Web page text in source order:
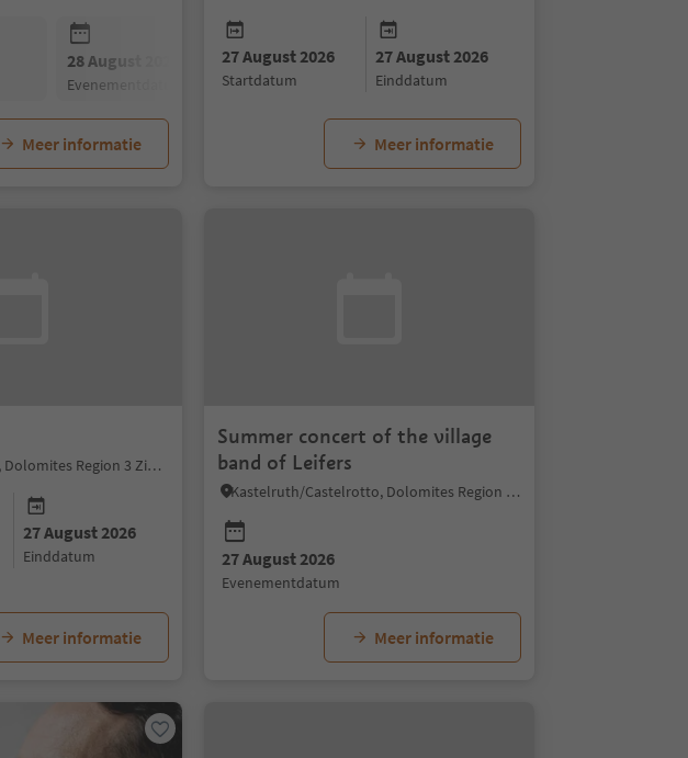
28 August 2026
evenementdatum
29 August 2026
evenementdatum
30 August 2026
Meer informatie
27 August 2026
startdatum
27 August 2026
einddatum
Meer informatie
Toblach/Dobbiaco, Dolomites Region 3 Zinnen
27 August 2026
einddatum
Meer informatie
Summer concert of the village
band of Leifers
Kastelruth/Castelrotto, Dolomites Region Seiser Alm
27 August 2026
evenementdatum
Meer informatie